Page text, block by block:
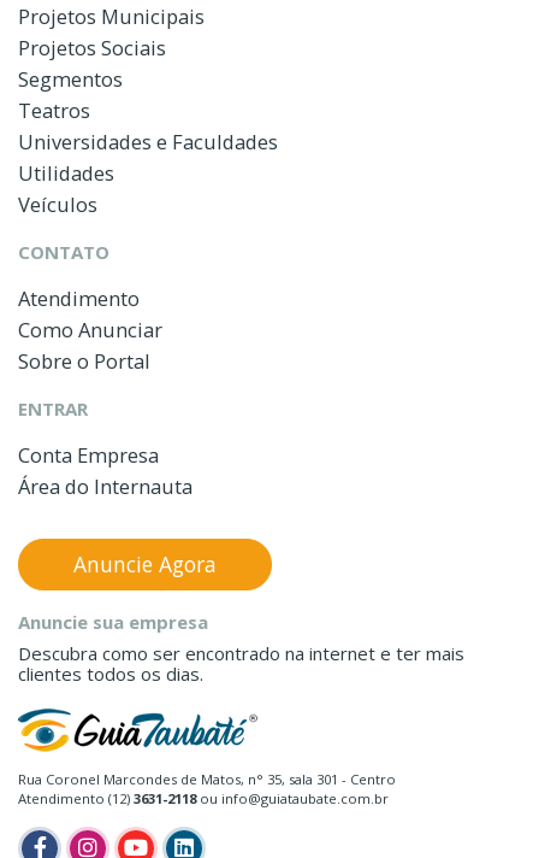
Projetos Municipais
Projetos Sociais
Segmentos
Teatros
Universidades e Faculdades
Utilidades
Veículos
CONTATO
Atendimento
Como Anunciar
Sobre o Portal
ENTRAR
Conta Empresa
Área do Internauta
Rua Coronel Marcondes de Matos, n° 35, sala 301 - Centro
Atendimento (12) 3631-2118ou info@guiataubate.com.br
Anuncie sua empresa
Descubra como ser encontrado na internet e ter mais
clientes todos os dias.
Anuncie Agora